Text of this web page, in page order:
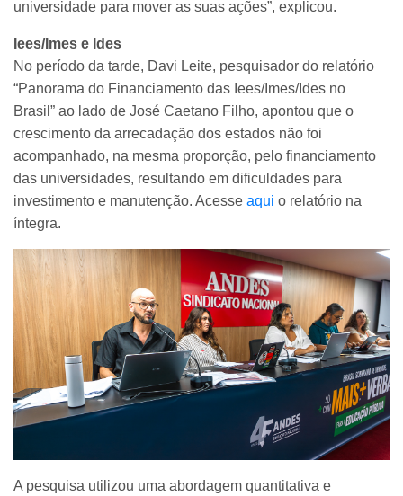
universidade para mover as suas ações”, explicou.
Iees/Imes e Ides
No período da tarde, Davi Leite, pesquisador do relatório
“Panorama do Financiamento das Iees/Imes/Ides no
Brasil” ao lado de José Caetano Filho, apontou que o
crescimento da arrecadação dos estados não foi
acompanhado, na mesma proporção, pelo financiamento
das universidades, resultando em dificuldades para
investimento e manutenção. Acesse aqui o relatório na
íntegra.
A pesquisa utilizou uma abordagem quantitativa e